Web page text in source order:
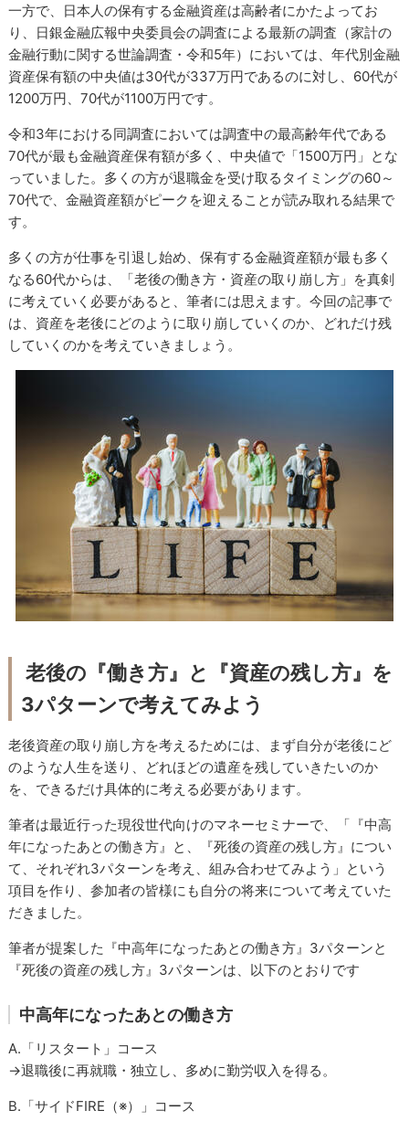
一方で、日本人の保有する金融資産は高齢者にかたよってお
り、日銀金融広報中央委員会の調査による最新の調査（家計の
金融行動に関する世論調査・令和5年）においては、年代別金融
資産保有額の中央値は30代が337万円であるのに対し、60代が
1200万円、70代が1100万円です。
令和3年における同調査においては調査中の最高齢年代である
70代が最も金融資産保有額が多く、中央値で「1500万円」とな
っていました。多くの方が退職金を受け取るタイミングの60～
70代で、金融資産額がピークを迎えることが読み取れる結果で
す。
多くの方が仕事を引退し始め、保有する金融資産額が最も多く
なる60代からは、「老後の働き方・資産の取り崩し方」を真剣
に考えていく必要があると、筆者には思えます。今回の記事で
は、資産を老後にどのように取り崩していくのか、どれだけ残
していくのかを考えていきましょう。
老後の『働き方』と『資産の残し方』を
3パターンで考えてみよう
老後資産の取り崩し方を考えるためには、まず自分が老後にど
のような人生を送り、どれほどの遺産を残していきたいのか
を、できるだけ具体的に考える必要があります。
筆者は最近行った現役世代向けのマネーセミナーで、「『中高
年になったあとの働き方』と、『死後の資産の残し方』につい
て、それぞれ3パターンを考え、組み合わせてみよう」という
項目を作り、参加者の皆様にも自分の将来について考えていた
だきました。
筆者が提案した『中高年になったあとの働き方』3パターンと
『死後の資産の残し方』3パターンは、以下のとおりです
中高年になったあとの働き方
A.「リスタート」コース
→退職後に再就職・独立し、多めに勤労収入を得る。
B.「サイドFIRE（※）」コース